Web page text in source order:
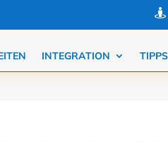

INTEGRATION